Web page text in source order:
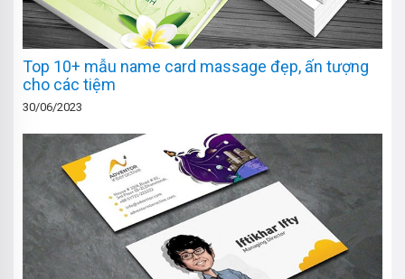
Top 10+ mẫu name card massage đẹp, ấn tượng
cho các tiệm
30/06/2023